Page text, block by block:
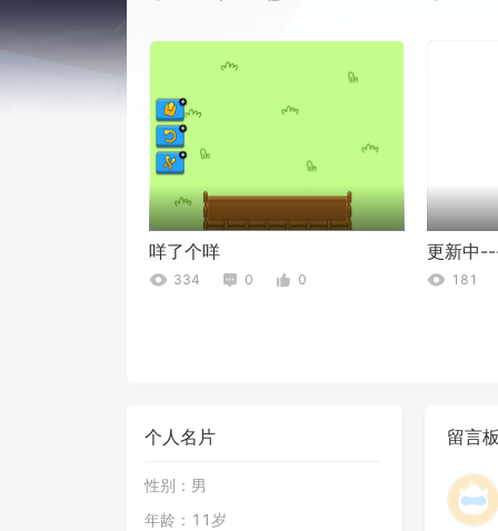
咩了个咩
334 0 0
更新中
181
个人名片
性别： 男
年龄： 11岁
留言